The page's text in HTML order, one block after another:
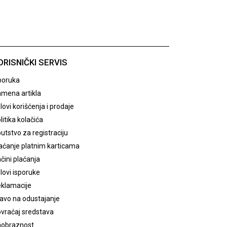
SERVIS
artikla
korišćenja i prodaje
kolačića
za registraciju
platnim karticama
plaćanja
isporuke
na odustajanje
sredstava